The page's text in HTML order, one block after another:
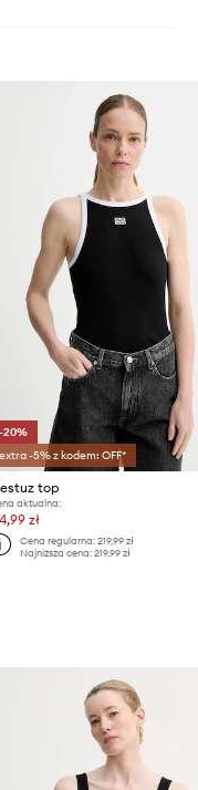
-20%
extra -5% z kodem: OFF*
top
aktualna:
zł
Cena regularna: 219,99 zł
Najniższa cena: 219,99 zł